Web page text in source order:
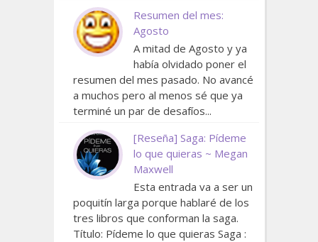
Resumen del mes:
Agosto
A mitad de Agosto y ya
había olvidado poner el
resumen del mes pasado. No avancé
a muchos pero al menos sé que ya
terminé un par de desafíos...
[Reseña] Saga: Pídeme
lo que quieras ~ Megan
Maxwell
Esta entrada va a ser un
poquitín larga porque hablaré de los
tres libros que conforman la saga.
Título: Pídeme lo que quieras Saga :